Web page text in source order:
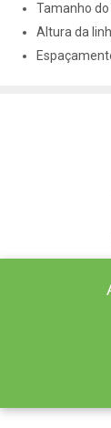
Tamanho
Altura da